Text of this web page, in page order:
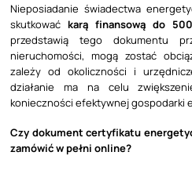
Nieposiadanie świadectwa
skutkować karą finansową do
przedstawią tego dokumentu
nieruchomości, mogą zostać
zależy od okoliczności i
działanie ma na celu
konieczności efektywnej gospodarki
Czy dokument certyfikatu
zamówić w pełni online?